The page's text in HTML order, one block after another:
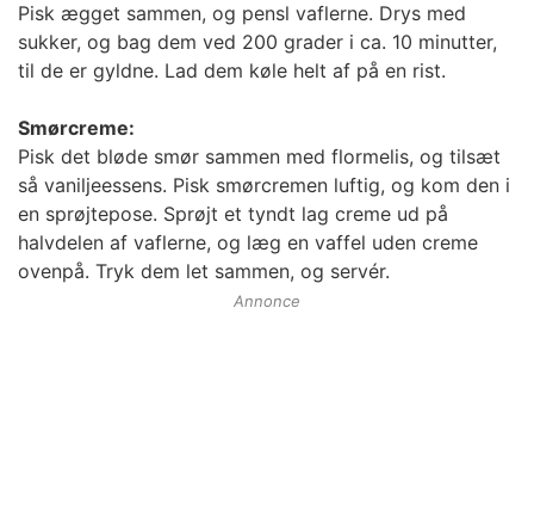
Pisk ægget sammen, og pensl vaflerne. Drys med
sukker, og bag dem ved 200 grader i ca. 10 minutter,
til de er gyldne. Lad dem køle helt af på en rist.
Smørcreme:
Pisk det bløde smør sammen med flormelis, og tilsæt
så vaniljeessens. Pisk smørcremen luftig, og kom den i
en sprøjtepose. Sprøjt et tyndt lag creme ud på
halvdelen af vaflerne, og læg en vaffel uden creme
ovenpå. Tryk dem let sammen, og servér.
Annonce